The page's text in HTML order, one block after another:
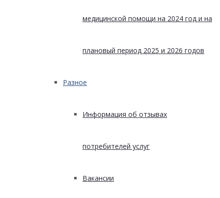
медицинской помощи на 2024 год и на
плановый период 2025 и 2026 годов
Разное
Информация об отзывах
потребителей услуг
Вакансии